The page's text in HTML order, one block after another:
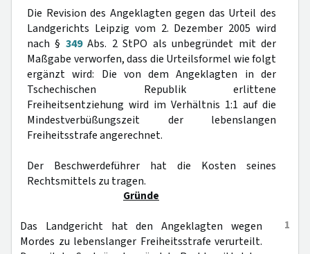
Die Revision des Angeklagten gegen das Urteil des
Landgerichts Leipzig vom 2. Dezember 2005 wird
nach § 349Abs. 2 StPO als unbegründet mit der
Maßgabe verworfen, dass die Urteilsformel wie folgt
ergänzt wird: Die von dem Angeklagten in der
Tschechischen Republik erlittene
Freiheitsentziehung wird im Verhältnis 1:1 auf die
Mindestverbüßungszeit der lebenslangen
Freiheitsstrafe angerechnet.
Der Beschwerdeführer hat die Kosten seines
Rechtsmittels zu tragen.
Gründe
1
Das Landgericht hat den Angeklagten wegen
Mordes zu lebenslanger Freiheitsstrafe verurteilt.